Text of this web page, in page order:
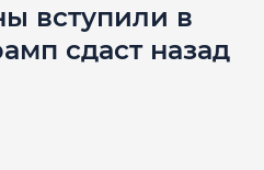
вступили в
сдаст назад